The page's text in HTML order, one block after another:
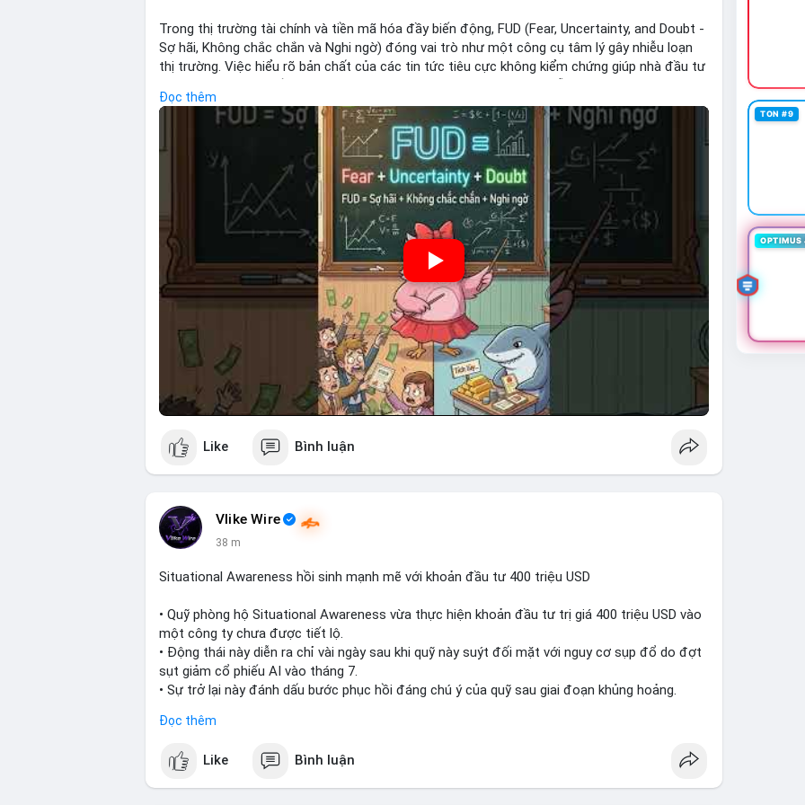
Trong thị trường tài chính và tiền mã hóa đầy biến động, FUD (Fear, Uncertainty, and Doubt -
Sợ hãi, Không chắc chắn và Nghi ngờ) đóng vai trò như một công cụ tâm lý gây nhiễu loạn
thị trường. Việc hiểu rõ bản chất của các tin tức tiêu cực không kiểm chứng giúp nhà đầu tư
các bẫy tâm lý này là yếu tố then chốt để duy trì chiến lược đầu tư dài hạn và bảo vệ nguồn
vốn trước những biến động ngắn hạn.
🎥 Xem video trực tiếp tại:
Nguồn: Cú Thông Thái
Đọc thêm
Like Bình luận
Vlike Wire
38 m
Situational Awareness hồi sinh mạnh mẽ với khoản đầu tư 400 triệu USD
• Quỹ phòng hộ Situational Awareness vừa thực hiện khoản đầu tư trị giá 400 triệu USD vào
một công ty chưa được tiết lộ.
• Động thái này diễn ra chỉ vài ngày sau khi quỹ này suýt đối mặt với nguy cơ sụp đổ do đợt
sụt giảm cổ phiếu AI vào tháng 7.
• Sự trở lại này đánh dấu bước phục hồi đáng chú ý của quỹ sau giai đoạn khủng hoảng.
#cryptonews
$btc $eth
Đọc thêm
Like Bình luận
TON #9
OPTIMUS